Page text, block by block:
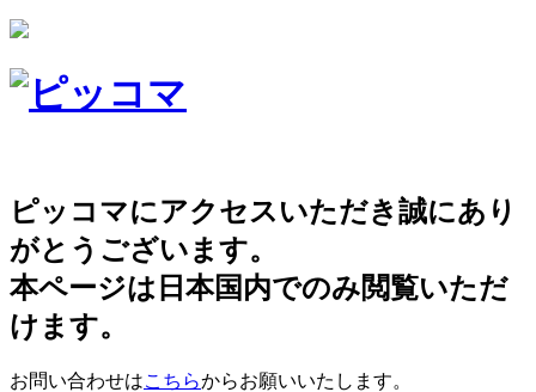
ピッコマにアクセスいただき誠にあり
がとうございます。
本ページは日本国内でのみ閲覧いただ
けます。
お問い合わせはこちらからお願いいたします。